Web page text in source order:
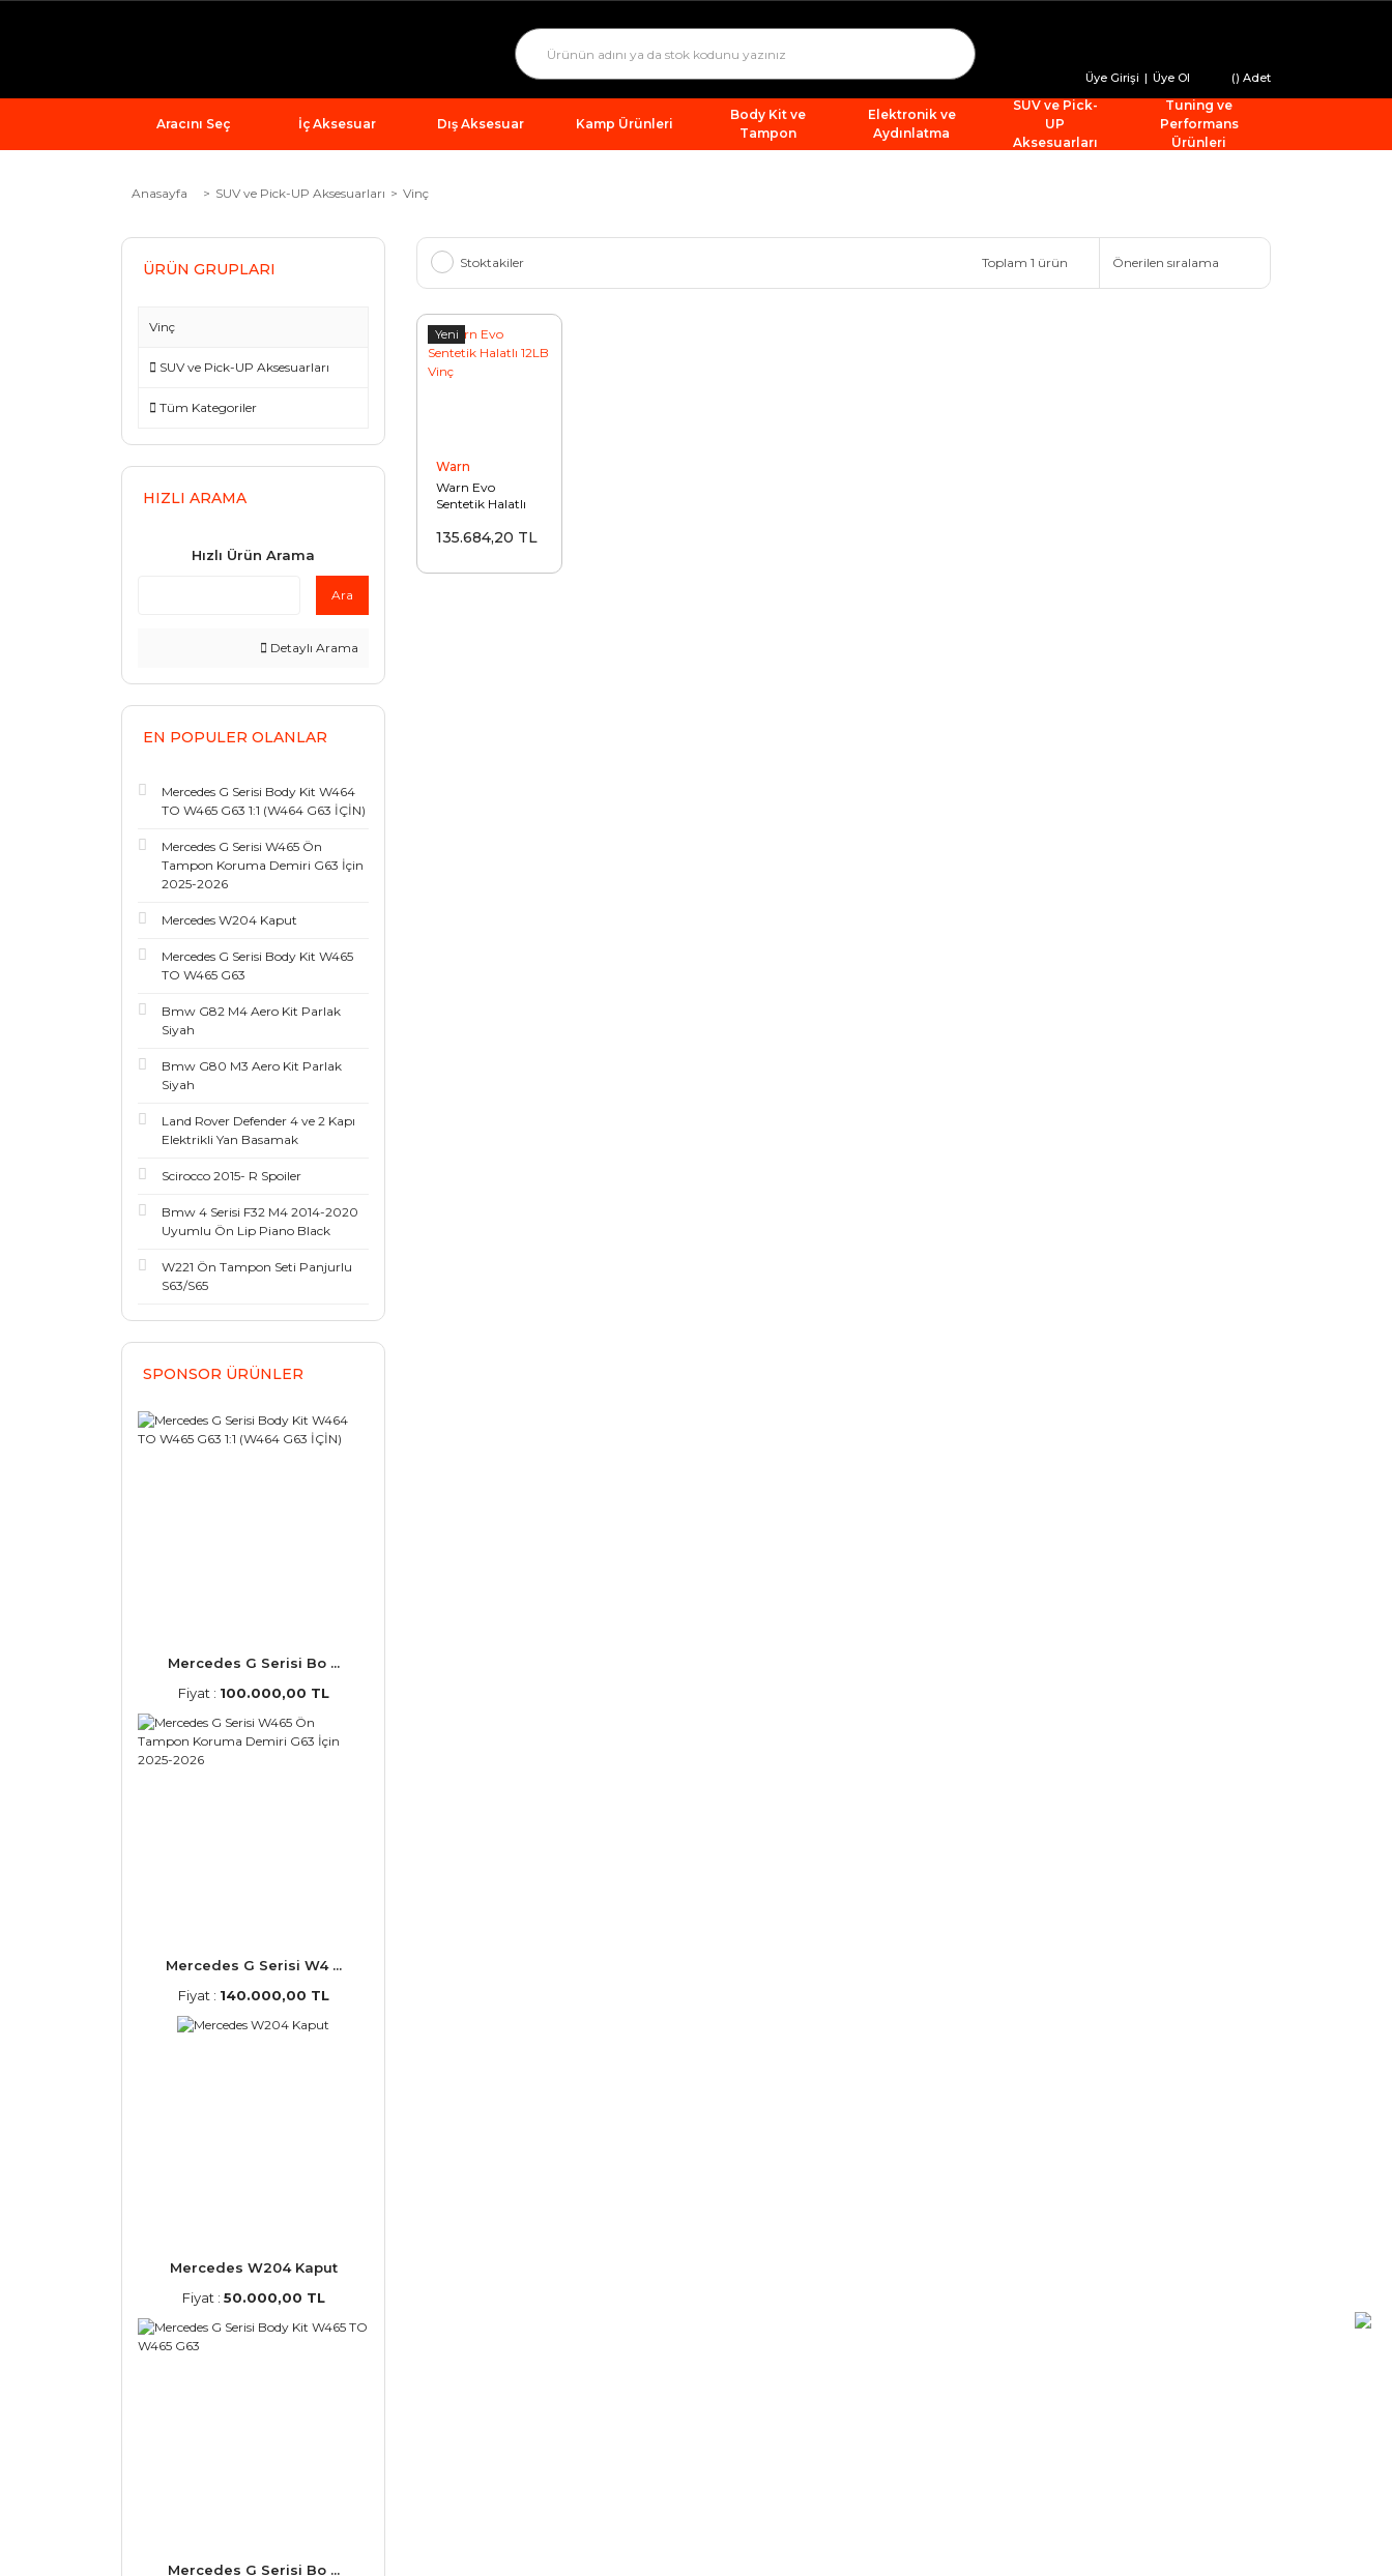
Üye Girişi | Üye Ol () Adet
Aracını Seç İç Aksesuar Dış Aksesuar Kamp Ürünleri
Body Kit ve
Tampon
Elektronik ve
Aydınlatma
SUV ve Pick-
UP
Aksesuarları
Tuning ve
Performans
Ürünleri
Anasayfa SUV ve Pick-UP Aksesuarları Vinç
ÜRÜN GRUPLARI
Vinç
SUV ve Pick-UP Aksesuarları
Tüm Kategoriler
HIZLI ARAMA
Hızlı Ürün Arama
Ara
Detaylı Arama
EN POPULER OLANLAR
Mercedes G Serisi Body Kit W464
TO W465 G63 1:1 (W464 G63 İÇİN)
Mercedes G Serisi W465 Ön
Tampon Koruma Demiri G63 İçin
2025-2026
Mercedes W204 Kaput
Mercedes G Serisi Body Kit W465
TO W465 G63
Bmw G82 M4 Aero Kit Parlak
Siyah
Bmw G80 M3 Aero Kit Parlak
Siyah
Land Rover Defender 4 ve 2 Kapı
Elektrikli Yan Basamak
Scirocco 2015- R Spoiler
Bmw 4 Serisi F32 M4 2014-2020
Uyumlu Ön Lip Piano Black
W221 Ön Tampon Seti Panjurlu
S63/S65
SPONSOR ÜRÜNLER
Mercedes G Serisi Bo ...
Fiyat : 100.000,00 TL
Mercedes G Serisi W4 ...
Fiyat : 140.000,00 TL
Mercedes W204 Kaput
Fiyat : 50.000,00 TL
Mercedes G Serisi Bo ...
Stoktakiler Toplam 1 ürün
Yeni
Warn
Warn Evo
Sentetik Halatlı
135.684,20 TL